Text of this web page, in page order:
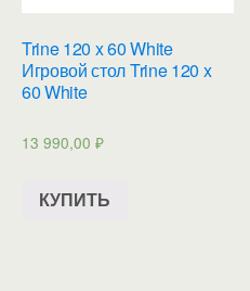
Trine 120 x 60 White
Игровой стол Trine 120 x
60 White
13 990,00 ₽
КУПИТЬ